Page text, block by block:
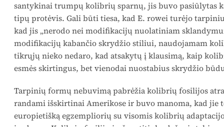
santykinai trumpų kolibrių sparnų, jis buvo pasiūlytas
tipų protėvis. Gali būti tiesa, kad E. rowei turėjo
kad jis „nerodo nei modifikacijų nuolatiniam
modifikacijų kabančio skrydžio stiliui, naudojamam
tikrųjų nieko nedaro, kad atsakytų į klausimą, kaip
esmės skirtingus, bet vienodai nuostabius skrydžio
Tarpinių formų nebuvimą pabrėžia kolibrių fosilijos
randami išskirtinai Amerikose ir buvo manoma, kad jie
europietišką egzempliorių su visomis kolibrių